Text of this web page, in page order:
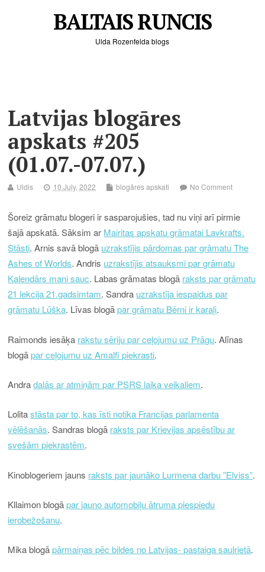
BALTAIS RUNCIS
Ulda Rozenfelda blogs
Latvijas blogāres
apskats #205
(01.07.-07.07.)
Uldis 10.July, 2022 blogāres apskati No Comment
Šoreiz grāmatu blogeri ir sasparojušies, tad nu viņi arī pirmie
šajā apskatā. Sāksim ar Mairitas apskatu grāmatai Lavkrafts.
Stāsti. Arnis savā blogā uzrakstījis pārdomas par grāmatu The
Ashes of Worlds. Andris uzrakstījis atsauksmi par grāmatu
Kalendārs mani sauc. Labas grāmatas blogā raksts par grāmatu
21 lekcija 21.gadsimtam. Sandra uzrakstīja iespaidus par
grāmatu Lūška. Līvas blogāpar grāmatu Bērni ir karaļi.
Raimonds iesāķa rakstu sēriju par ceļojumu uz Prāgu. Alīnas
blogāpar ceļojumu uz Amalfi piekrasti.
Andradalās ar atmiņām par PSRS laika veikaliem.
Lolitastāsta par to, kas īsti notika Francijas parlamenta
vēlēšanās. Sandras blogā raksts par Krievijas apsēstību ar
svešām piekrastēm.
Kinoblogeriem jauns raksts par jaunāko Lurmena darbu ”Elviss”.
Kllaimon blogāpar jauno automobiļu ātruma piespiedu
ierobežošanu.
Mika blogāpārmaiņas pēc bildes no Latvijas- pastaiga saulrietā.